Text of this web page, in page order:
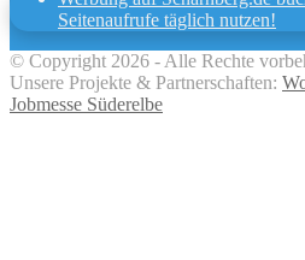
Seitenaufrufe täglich nutzen!
© Copyright 2026 - Alle Rechte
Unsere Projekte & Partnerschaften:
Jobmesse Süderelbe